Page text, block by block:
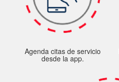
Agenda citas de servicio
desde la app.